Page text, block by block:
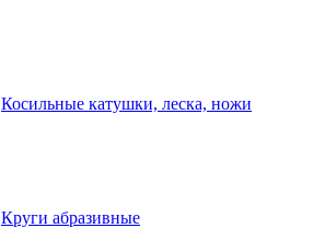
Косильные катушки, леска, ножи
Круги абразивные